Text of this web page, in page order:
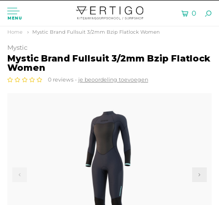
MENU
0
Home Mystic Brand Fullsuit 3/2mm Bzip Flatlock Women
Mystic
Mystic Brand Fullsuit 3/2mm Bzip Flatlock
Women
0 reviews - je beoordeling toevoegen